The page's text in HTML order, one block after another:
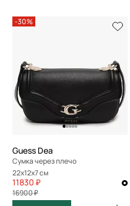
-30%
Guess Dea
Сумка через плечо
22x12x7 см
11830 ₽
16900 ₽